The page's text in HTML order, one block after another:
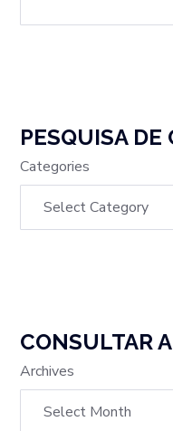
PESQUISA DE
Categories
CONSULTAR
Archives